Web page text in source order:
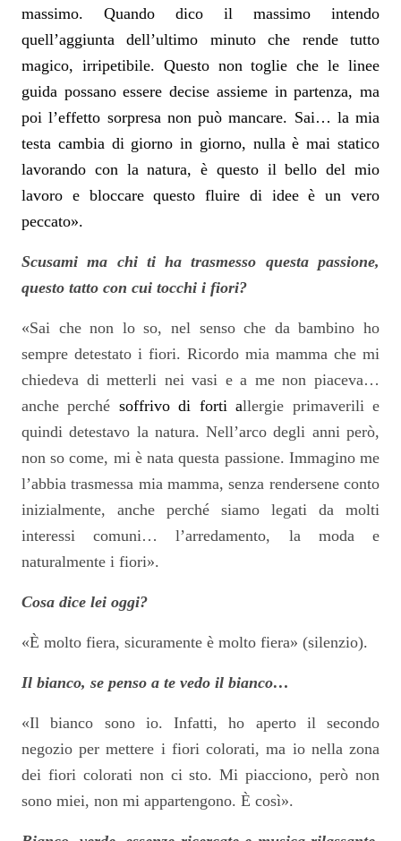
massimo. Quando dico il massimo intendo
quell’aggiunta dell’ultimo minuto che rende tutto
magico, irripetibile. Questo non toglie che le linee
guida possano essere decise assieme in partenza, ma
poi l’effetto sorpresa non può mancare. Sai… la mia
testa cambia di giorno in giorno, nulla è mai statico
lavorando con la natura, è questo il bello del mio
lavoro e bloccare questo fluire di idee è un vero
peccato».
Scusami ma chi ti ha trasmesso questa passione,
questo tatto con cui tocchi i fiori?
«Sai che non lo so, nel senso che da bambino ho
sempre detestato i fiori. Ricordo mia mamma che mi
chiedeva di metterli nei vasi e a me non piaceva…
anche perché soffrivo di forti allergie primaverili e
quindi detestavo la natura. Nell’arco degli anni però,
non so come, mi è nata questa passione. Immagino me
l’abbia trasmessa mia mamma, senza rendersene conto
inizialmente, anche perché siamo legati da molti
interessi comuni… l’arredamento, la moda e
naturalmente i fiori».
Cosa dice lei oggi?
«È molto fiera, sicuramente è molto fiera» (silenzio).
Il bianco, se penso a te vedo il bianco…
«Il bianco sono io. Infatti, ho aperto il secondo
negozio per mettere i fiori colorati, ma io nella zona
dei fiori colorati non ci sto. Mi piacciono, però non
sono miei, non mi appartengono. È così».